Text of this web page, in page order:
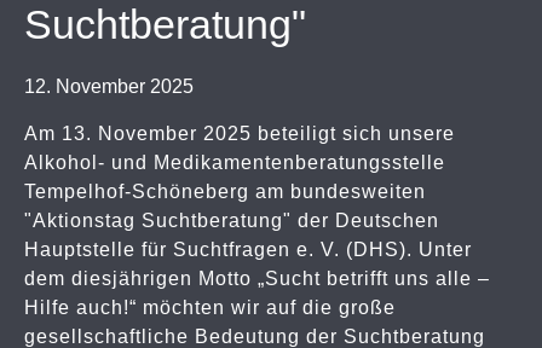
Suchtberatung"
12. November 2025
Am 13. November 2025 beteiligt sich unsere
Alkohol- und Medikamentenberatungsstelle
Tempelhof-Schöneberg am bundesweiten
"Aktionstag Suchtberatung" der Deutschen
Hauptstelle für Suchtfragen e. V. (DHS). Unter
dem diesjährigen Motto „Sucht betrifft uns alle –
Hilfe auch!“ möchten wir auf die große
gesellschaftliche Bedeutung der Suchtberatung